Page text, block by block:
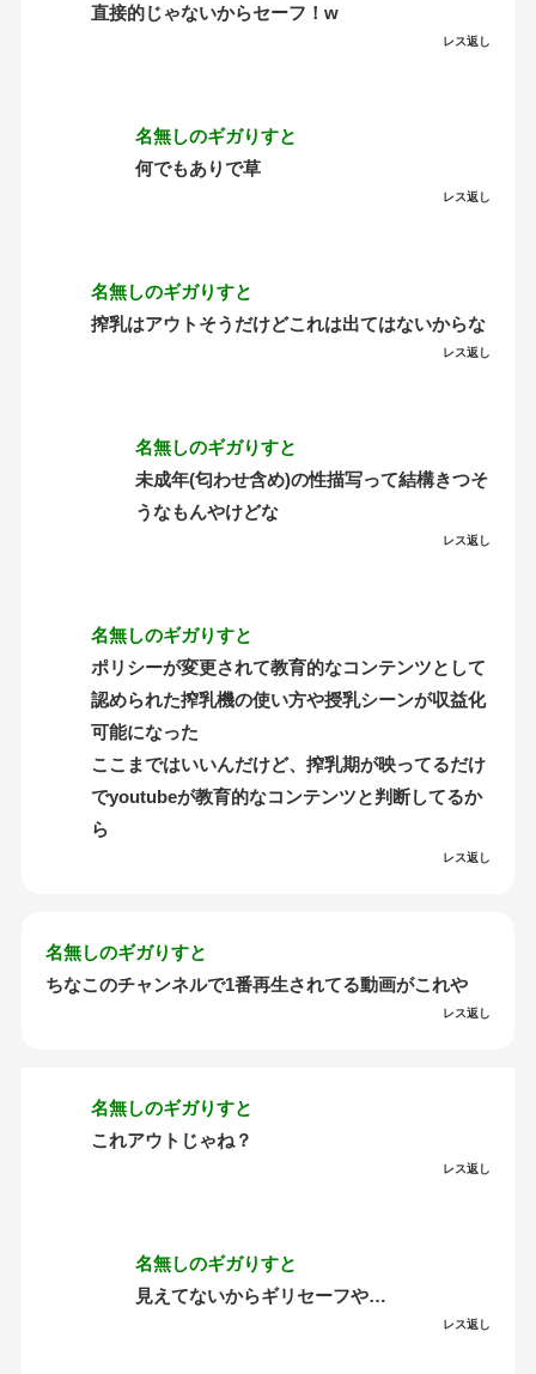
直接的じゃないからセーフ！w
レス返し
名無しのギガりすと
何でもありで草
レス返し
名無しのギガりすと
搾乳はアウトそうだけどこれは出てはないからな
レス返し
名無しのギガりすと
未成年(匂わせ含め)の性描写って結構きつそ
うなもんやけどな
レス返し
名無しのギガりすと
ポリシーが変更されて教育的なコンテンツとして
認められた搾乳機の使い方や授乳シーンが収益化
可能になった
ここまではいいんだけど、搾乳期が映ってるだけ
でyoutubeが教育的なコンテンツと判断してるか
ら
レス返し
名無しのギガりすと
ちなこのチャンネルで1番再生されてる動画がこれや
レス返し
名無しのギガりすと
これアウトじゃね？
レス返し
名無しのギガりすと
見えてないからギリセーフや…
レス返し